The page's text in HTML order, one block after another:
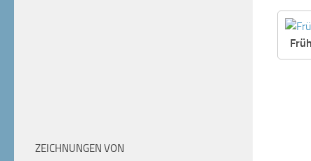
ZEICHNUNGEN VON